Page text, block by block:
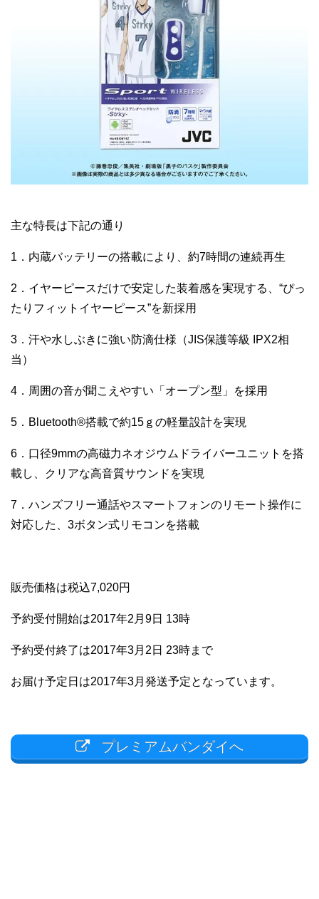
主な特長は下記の通り
1．内蔵バッテリーの搭載により、約7時間の連続再生
2．イヤーピースだけで安定した装着感を実現する、“ぴっ
たりフィットイヤーピース”を新採用
3．汗や水しぶきに強い防滴仕様（JIS保護等級 IPX2相
当）
4．周囲の音が聞こえやすい「オープン型」を採用
5．Bluetooth®搭載で約15ｇの軽量設計を実現
6．口径9mmの高磁力ネオジウムドライバーユニットを搭
載し、クリアな高音質サウンドを実現
7．ハンズフリー通話やスマートフォンのリモート操作に
対応した、3ボタン式リモコンを搭載
販売価格は税込7,020円
予約受付開始は2017年2月9日 13時
予約受付終了は2017年3月2日 23時まで
お届け予定日は2017年3月発送予定となっています。
プレミアムバンダイへ